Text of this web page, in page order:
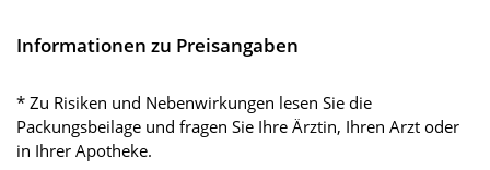
Informationen zu Preisangaben
* Zu Risiken und Nebenwirkungen lesen Sie die
Packungsbeilage und fragen Sie Ihre Ärztin, Ihren Arzt oder
in Ihrer Apotheke.